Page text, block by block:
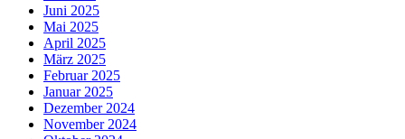
Juni 2025
Mai 2025
April 2025
März 2025
Februar 2025
Januar 2025
Dezember 2024
November 2024